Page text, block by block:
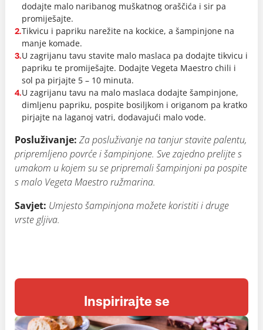
dodajte malo naribanog muškatnog oraščića i sir pa
promiješajte.
2.Tikvicu i papriku narežite na kockice, a šampinjone na
manje komade.
3.U zagrijanu tavu stavite malo maslaca pa dodajte tikvicu i
papriku te promiješajte. Dodajte Vegeta Maestro chili i
sol pa pirjajte 5 – 10 minuta.
4.U zagrijanu tavu na malo maslaca dodajte šampinjone,
dimljenu papriku, pospite bosiljkom i origanom pa kratko
pirjajte na laganoj vatri, dodavajući malo vode.
Posluživanje: Za posluživanje na tanjur stavite palentu,
pripremljeno povrće i šampinjone. Sve zajedno prelijte s
umakom u kojem su se pripremali šampinjoni pa pospite
s malo Vegeta Maestro ružmarina.
Savjet: Umjesto šampinjona možete koristiti i druge
vrste gljiva.
Inspirirajte se